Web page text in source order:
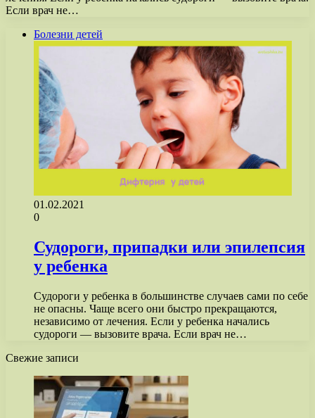
Если врач не…
Болезни детей
01.02.2021
0
Судороги, припадки или эпилепсия
у ребенка
Судороги у ребенка в большинстве случаев сами по себе
не опасны. Чаще всего они быстро прекращаются,
независимо от лечения. Если у ребенка начались
судороги — вызовите врача. Если врач не…
Свежие записи